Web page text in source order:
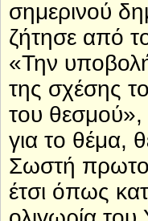
σημερινού
ζήτησε από
«Την
της σχέσης
του θεσμού»,
για το θέμα,
Σωστή
έτσι όπως